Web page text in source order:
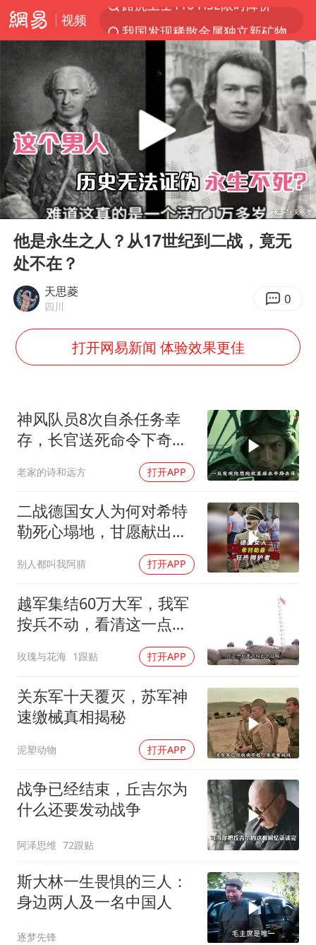
视频
上海鼓励居家办公
多地银行上调存款利率
新疆生产建设兵团生态环境局原局长被查
朱一龙的鼻子怎么了
5万元以下微型代步车集体遇冷
大疆错失宇树
费大厨口号更改 不再宣传小炒肉大王
周星驰妈妈现身香港首映礼
4.2平卫生间补漏注胶花1.55万
“还不如不放假”
从科技创新看开局起步的时与势
Play
00:00 12:59
他是永生之人？从17世纪到二战，竟无
处不在？
天思菱
四川 0
打开网易新闻 体验效果更佳
神风队员8次自杀任务幸
存，长官送死命令下奇迹
老家的诗和远方 打开APP
二战德国女人为何对希特
勒死心塌地，甘愿献出一
别人都叫我阿腈 打开APP
越军集结60万大军，我军
按兵不动，看清这一点便
玫瑰与花海 1跟贴 打开APP
关东军十天覆灭，苏军神
速缴械真相揭秘
泥塑动物 打开APP
战争已经结束，丘吉尔为
什么还要发动战争
阿泽思维 72跟贴
斯大林一生畏惧的三人：
身边两人及一名中国人
逐梦先锋